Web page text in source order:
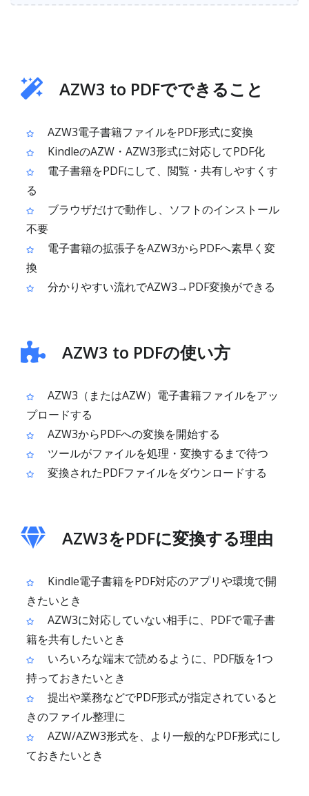
AZW3 to PDFでできること
AZW3電子書籍ファイルをPDF形式に変換
KindleのAZW・AZW3形式に対応してPDF化
電子書籍をPDFにして、閲覧・共有しやすくす
る
ブラウザだけで動作し、ソフトのインストール
不要
電子書籍の拡張子をAZW3からPDFへ素早く変
換
分かりやすい流れでAZW3→PDF変換ができる
AZW3 to PDFの使い方
AZW3（またはAZW）電子書籍ファイルをアッ
プロードする
AZW3からPDFへの変換を開始する
ツールがファイルを処理・変換するまで待つ
変換されたPDFファイルをダウンロードする
AZW3をPDFに変換する理由
Kindle電子書籍をPDF対応のアプリや環境で開
きたいとき
AZW3に対応していない相手に、PDFで電子書
籍を共有したいとき
いろいろな端末で読めるように、PDF版を1つ
持っておきたいとき
提出や業務などでPDF形式が指定されていると
きのファイル整理に
AZW/AZW3形式を、より一般的なPDF形式にし
ておきたいとき